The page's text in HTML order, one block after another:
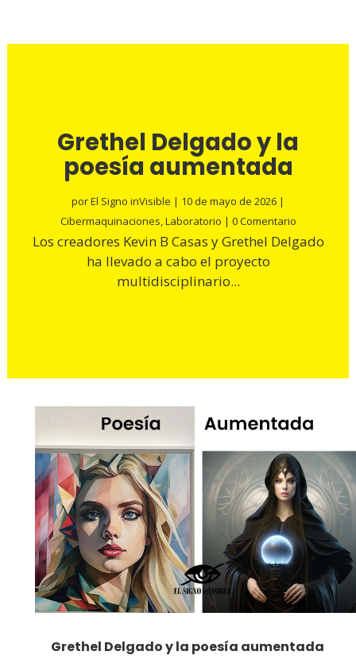
Grethel Delgado y la
poesía aumentada
porEl Signo inVisible | 10 de mayo de 2026 |
Cibermaquinaciones,Laboratorio | 0 Comentario
Los creadores Kevin B Casas y Grethel Delgado
ha llevado a cabo el proyecto
multidisciplinario...
Grethel Delgado y la poesía aumentada